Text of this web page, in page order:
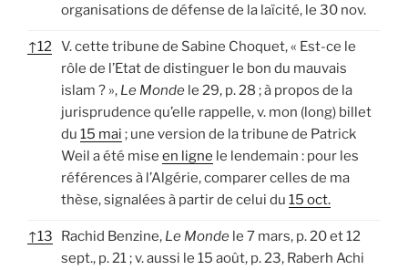
organisations de défense de la laïcité, le 30 nov.
↑12 V. cette tribune de Sabine Choquet, « Est-ce le
rôle de l’Etat de distinguer le bon du mauvais
islam ? », Le Monde le 29, p. 28 ; à propos de la
jurisprudence qu’elle rappelle, v. mon (long) billet
du 15 mai ; une version de la tribune de Patrick
Weil a été mise en ligne le lendemain : pour les
références à l’Algérie, comparer celles de ma
thèse, signalées à partir de celui du 15 oct.
↑13 Rachid Benzine, Le Monde le 7 mars, p. 20 et 12
sept., p. 21 ; v. aussi le 15 août, p. 23, Raberh Achi